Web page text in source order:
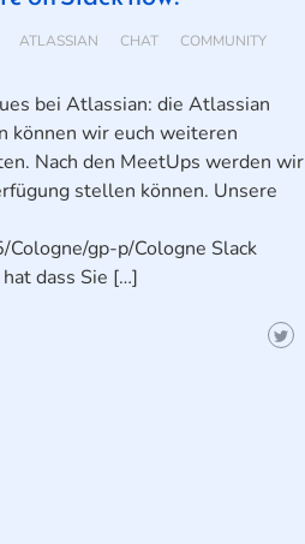
ATLASSIAN CHAT
COMMUNITY
bei Atlassian: die Atlassian
können wir euch weiteren
Nach den MeetUps werden wir
stellen können. Unsere
gp-p/Cologne Slack
dass Sie […]